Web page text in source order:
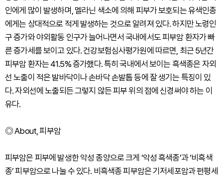
인에게 많이 발생하며, 멜라닌 색소에 의해 피부가 보호되는 유색인종
에게는 상대적으로 적게 발생하는 것으로 알려져 있다. 하지만 노령인
구 증가와 야외활동 인구가 늘어나면서 국내에서도 피부암 환자가 빠
른 증가세를 보이고 있다. 건강보험심사평가원에 따르면, 최근 5년간
피부암 환자는 41.5% 증가했다. 특히 국내에서 보이는 흑색종은 자외
선 노출이 적은 발바닥이나 손바닥 손발톱 등에 잘 생기는 특징이 있
다. 자외선에 노출되든 그렇지 않든 피부 위의 점에 신경써야 하는 이
유다.
◎ About, 피부암
피부암은 피부에 발생한 악성 종양으로 크게 ‘악성 흑색종’과 ‘비흑색
종’ 피부암으로 나눌 수 있다. 비흑색종 피부암은 기저세포암과 편평세